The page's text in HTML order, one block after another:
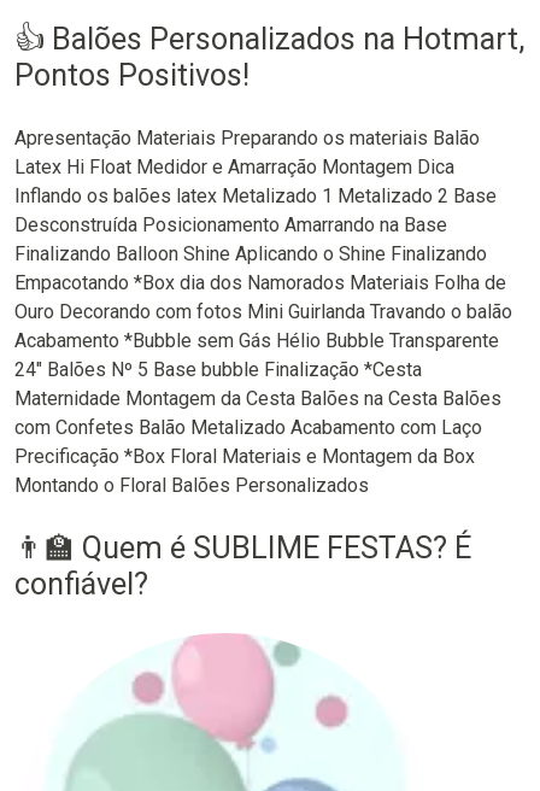
👍 Balões Personalizados na Hotmart,
Pontos Positivos!
Apresentação Materiais Preparando os materiais Balão
Latex Hi Float Medidor e Amarração Montagem Dica
Inflando os balões latex Metalizado 1 Metalizado 2 Base
Desconstruída Posicionamento Amarrando na Base
Finalizando Balloon Shine Aplicando o Shine Finalizando
Empacotando *Box dia dos Namorados Materiais Folha de
Ouro Decorando com fotos Mini Guirlanda Travando o balão
Acabamento *Bubble sem Gás Hélio Bubble Transparente
24" Balões Nº 5 Base bubble Finalização *Cesta
Maternidade Montagem da Cesta Balões na Cesta Balões
com Confetes Balão Metalizado Acabamento com Laço
Precificação *Box Floral Materiais e Montagem da Box
Montando o Floral Balões Personalizados
👨‍🏫 Quem é SUBLIME FESTAS? É
confiável?